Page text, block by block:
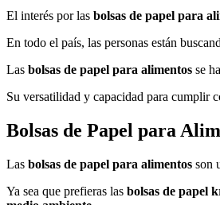
El interés por las bolsas de papel para
En todo el país, las personas están
Las bolsas de papel para alimentos se
Su versatilidad y capacidad para cumplir
Bolsas de Papel para
Las bolsas de papel para alimentos son
Ya sea que prefieras las bolsas de papel